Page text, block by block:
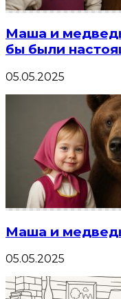
Маша и
бы были
05.05.2025
Маша и
05.05.2025